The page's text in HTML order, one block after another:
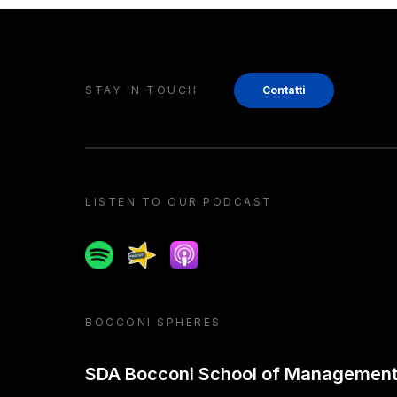
STAY IN TOUCH Contatti
LISTEN TO OUR PODCAST
SpotifySpreakerApple podcast
BOCCONI SPHERES
SDA Bocconi School of Management